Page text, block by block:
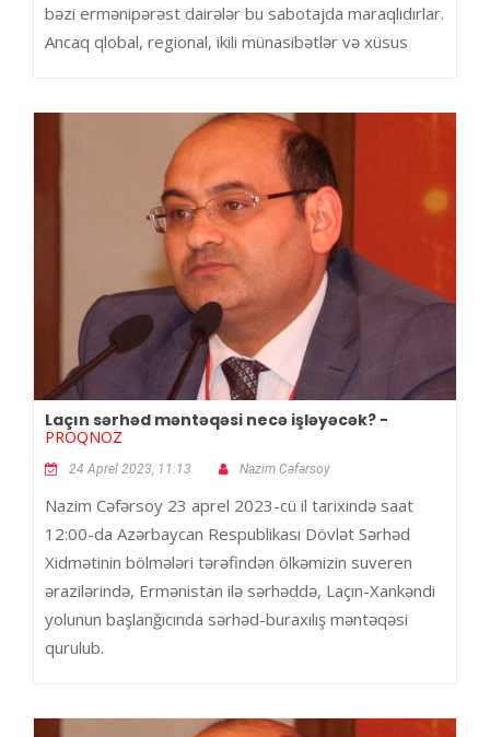
bəzi ermənipərəst dairələr bu sabotajda maraqlıdırlar.
Ancaq qlobal, regional, ikili münasibətlər və xüsus
Laçın sərhəd məntəqəsi necə işləyəcək? -
PROQNOZ
24 Aprel 2023, 11:13 Nazim Cəfərsoy
Nazim Cəfərsoy 23 aprel 2023-cü il tarixində saat
12:00-da Azərbaycan Respublikası Dövlət Sərhəd
Xidmətinin bölmələri tərəfindən ölkəmizin suveren
ərazilərində, Ermənistan ilə sərhəddə, Laçın-Xankəndi
yolunun başlanğıcında sərhəd-buraxılış məntəqəsi
qurulub.